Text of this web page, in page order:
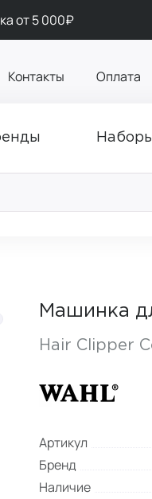
от 5 000₽
Контакты Оплата
Машинка
Hair Clipper
Артикул
Бренд
Наличие